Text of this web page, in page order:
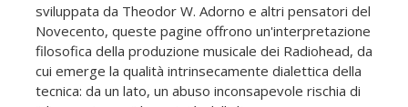
sviluppata da Theodor W. Adorno e altri pensatori del
Novecento, queste pagine offrono un'interpretazione
filosofica della produzione musicale dei Radiohead, da
cui emerge la qualità intrinsecamente dialettica della
tecnica: da un lato, un abuso inconsapevole rischia di